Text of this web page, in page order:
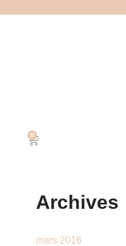
0
Archives
mars 2016